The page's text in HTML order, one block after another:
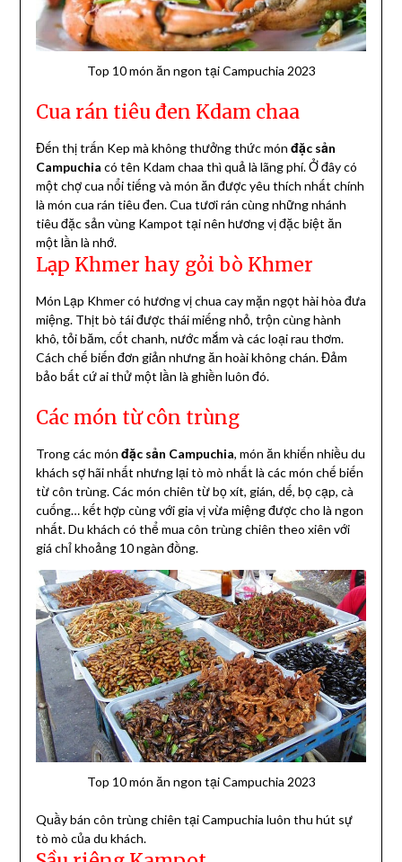
Top 10 món ăn ngon tại Campuchia 2023
Cua rán tiêu đen Kdam chaa
Đến thị trấn Kep mà không thưởng thức món đặc sản
Campuchia có tên Kdam chaa thì quả là lãng phí. Ở đây có
một chợ cua nổi tiếng và món ăn được yêu thích nhất chính
là món cua rán tiêu đen. Cua tươi rán cùng những nhánh
tiêu đặc sản vùng Kampot tại nên hương vị đặc biệt ăn
một lần là nhớ.
Lạp Khmer hay gỏi bò Khmer
Món Lạp Khmer có hương vị chua cay mặn ngọt hài hòa đưa
miệng. Thịt bò tái được thái miếng nhỏ, trộn cùng hành
khô, tỏi băm, cốt chanh, nước mắm và các loại rau thơm.
Cách chế biến đơn giản nhưng ăn hoài không chán. Đảm
bảo bất cứ ai thử một lần là ghiền luôn đó.
Các món từ côn trùng
Trong các món đặc sản Campuchia, món ăn khiến nhiều du
khách sợ hãi nhất nhưng lại tò mò nhất là các món chế biến
từ côn trùng. Các món chiên từ bọ xít, gián, dế, bọ cạp, cà
cuống… kết hợp cùng với gia vị vừa miệng được cho là ngon
nhất. Du khách có thể mua côn trùng chiên theo xiên với
giá chỉ khoảng 10 ngàn đồng.
Top 10 món ăn ngon tại Campuchia 2023
Quầy bán côn trùng chiên tại Campuchia luôn thu hút sự
tò mò của du khách.